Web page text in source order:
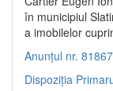
în municipiul
a imobilelor
Anunțul nr.
Dispoziția